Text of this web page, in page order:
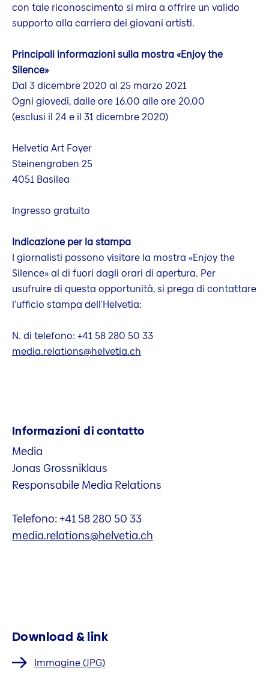
con tale riconoscimento si mira a offrire un valido
supporto alla carriera dei giovani artisti.
Principali informazioni sulla mostra «Enjoy the
Silence»
Dal 3 dicembre 2020 al 25 marzo 2021
Ogni giovedì, dalle ore 16.00 alle ore 20.00
(esclusi il 24 e il 31 dicembre 2020)
Helvetia Art Foyer
Steinengraben 25
4051 Basilea
Ingresso gratuito
Indicazione per la stampa
I giornalisti possono visitare la mostra «Enjoy the
Silence» al di fuori dagli orari di apertura. Per
usufruire di questa opportunità, si prega di contattare
l'ufficio stampa dell'Helvetia:
N. di telefono: +41 58 280 50 33
media.relations@helvetia.ch
Informazioni di contatto
Media
Jonas Grossniklaus
Responsabile Media Relations
Telefono: +41 58 280 50 33
media.relations@helvetia.ch
Download & link
Immagine (JPG)